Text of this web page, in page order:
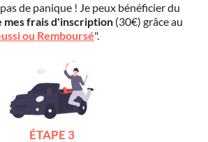
de panique ! Je peux bénéficier du
mes frais d'inscription (30€) grâce au
ou Remboursé".
ÉTAPE 3